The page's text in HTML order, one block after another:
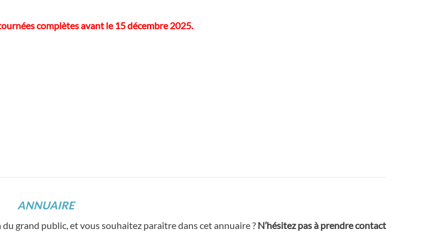
complètes avant le 15 décembre 2025.
ANNUAIRE
grand public, et vous souhaitez paraître dans cet annuaire ? N’hésitez pas à prendre contact